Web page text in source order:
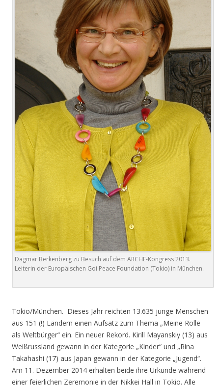
Dagmar Berkenberg zu Besuch auf dem ARCHE-Kongress 2013.
Leiterin der Europäischen Goi Peace Foundation (Tokio) in München.
Tokio/München. Dieses Jahr reichten 13.635 junge Menschen
aus 151 (!) Ländern einen Aufsatz zum Thema „Meine Rolle
als Weltbürger“ ein. Ein neuer Rekord. Kirill Mayanskiy (13) aus
Weißrussland gewann in der Kategorie „Kinder“ und „Rina
Takahashi (17) aus Japan gewann in der Kategorie „Jugend“.
Am 11. Dezember 2014 erhalten beide ihre Urkunde während
einer feierlichen Zeremonie in der Nikkei Hall in Tokio. Alle